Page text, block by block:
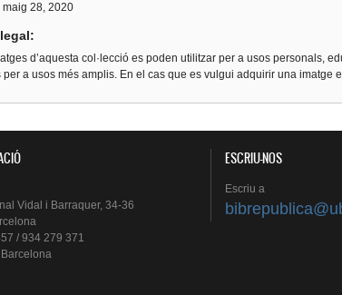
maig 28, 2020
d’aquesta col·lecció es poden utilitzar per a usos personals,
per a usos més amplis. En el cas que es vulgui adquirir una imatge
Vidal i Barraquer, 34-36
/ 934 279 371
ESCRIU-NOS
Escriu a